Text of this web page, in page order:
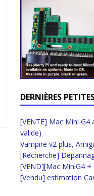
DERNIÈRES
[VENTE] Mac Mini G4
valide)
Vampire v2 plus,
[Recherche]
[VEND][Mac MiniG4 +
[Vendu] estimation